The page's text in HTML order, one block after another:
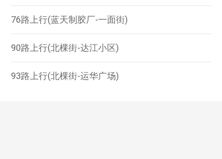
76路上行(蓝天制胶厂-一面街)
90路上行(北棵街-达江小区)
93路上行(北棵街-运华广场)